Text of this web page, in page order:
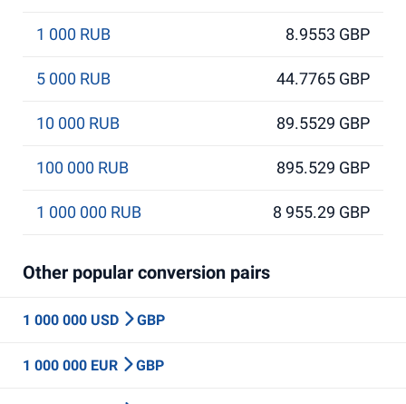
1 000 RUB 8.9553 GBP
5 000 RUB 44.7765 GBP
10 000 RUB 89.5529 GBP
100 000 RUB 895.529 GBP
1 000 000 RUB 8 955.29 GBP
Other popular conversion pairs
1 000 000 USD GBP
1 000 000 EUR GBP